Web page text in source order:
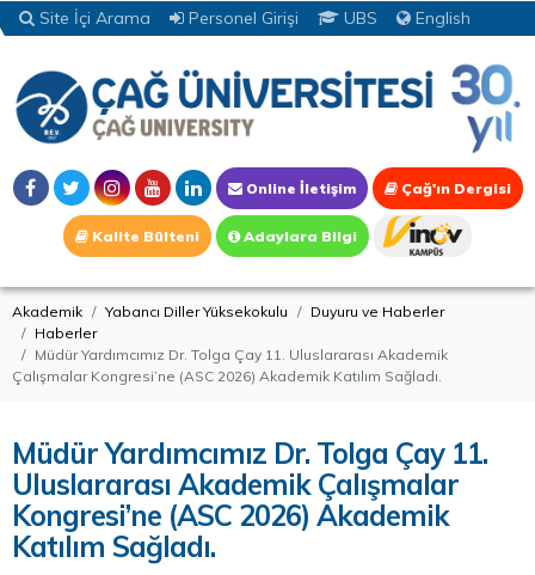
Site İçi Arama Personel Girişi UBS English
Online İletişim Çağ'ın Dergisi
Kalite Bülteni Adaylara Bilgi
Akademik Yabancı Diller Yüksekokulu
Duyuru ve Haberler
Haberler
Müdür Yardımcımız Dr. Tolga Çay 11. Uluslararası Akademik
Çalışmalar Kongresi’ne (ASC 2026) Akademik Katılım Sağladı.
Müdür Yardımcımız Dr. Tolga Çay 11.
Uluslararası Akademik Çalışmalar
Kongresi’ne (ASC 2026) Akademik
Katılım Sağladı.